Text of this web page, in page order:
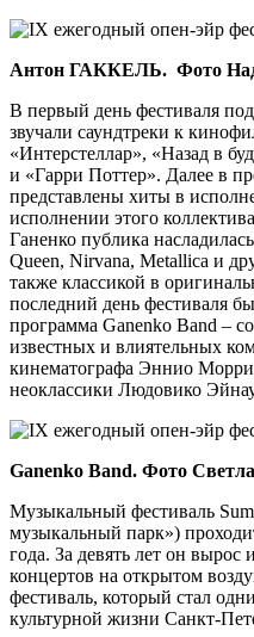
Антон ГАККЕЛЬ. Фото
В первый день фестиваля
звучали саундтреки к
«Интерстеллар», «Назад в
и «Гарри Поттер». Далее в
представлены хиты в
исполнении этого
Ганенко публика
Queen, Nirvana, Metallica и
также классикой в
последний день фестиваля
программа Ganenko Band –
известных и влиятельных
кинематографа Эннио
неоклассики Людовико
Ganenko Band. Фото
Музыкальный фестиваль
музыкальный парк»)
года. За девять лет он
концертов на открытом
фестиваль, который стал
культурной жизни Санкт-